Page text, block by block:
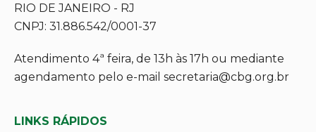
RIO DE JANEIRO - RJ
CNPJ: 31.886.542/0001-37
Atendimento 4ª feira, de 13h às 17h ou mediante
agendamento pelo e-mail secretaria@cbg.org.br
LINKS RÁPIDOS